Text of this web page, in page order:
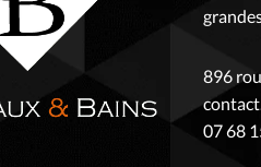
896
07 68